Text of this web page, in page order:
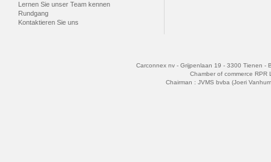
Lernen Sie unser Team kennen
Rundgang
Kontaktieren Sie uns
Carconnex nv - Grijpenlaan 19 - 3300 Tienen -
Chamber of commerce RPR
Chairman : JVMS bvba (Joeri